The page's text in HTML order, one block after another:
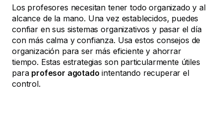
Los profesores necesitan tener todo organizado y al
alcance de la mano. Una vez establecidos, puedes
confiar en sus sistemas organizativos y pasar el día
con más calma y confianza. Usa estos consejos de
organización para ser más eficiente y ahorrar
tiempo. Estas estrategias son particularmente útiles
para profesor agotado intentando recuperar el
control.